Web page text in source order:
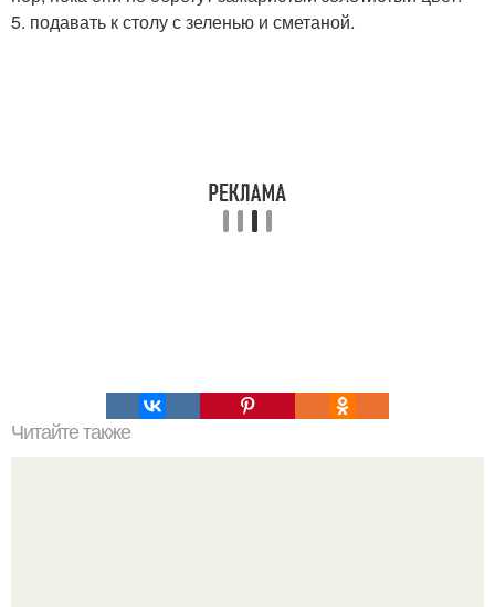
5. подавать к столу с зеленью и сметаной.
Читайте также